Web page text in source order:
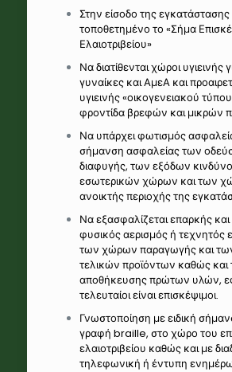
Στην είσοδο της εγκατάστασης
τοποθετημένο το «Σήμα
Ελαιοτριβείου»
Να διατίθενται χώροι υγιεινής
γυναίκες και ΑμεΑ και
υγιεινής «οικογενειακού
φροντίδα βρεφών και μικρών
Να υπάρχει φωτισμός
σήμανση ασφαλείας των
διαφυγής, των εξόδων
εσωτερικών χώρων και των
ανοικτής περιοχής της
Να εξασφαλίζεται επαρκής
φυσικός αερισμός ή τεχνητός
των χώρων παραγωγής και
τελικών προϊόντων καθώς
αποθήκευσης πρώτων υλών,
τελευταίοι είναι επισκέψιμοι.
Γνωστοποίηση με ειδική
γραφή braille, στο χώρο του
ελαιοτριβείου καθώς και με
τηλεφωνική ή έντυπη